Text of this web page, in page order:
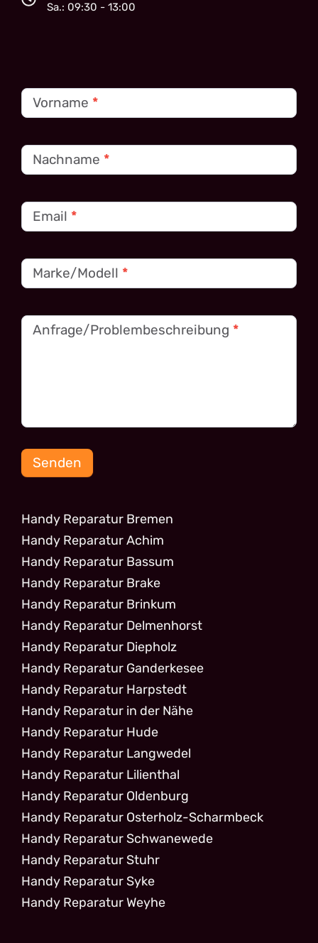
Sa.: 09:30 - 13:00
Kontakt
Vorname *
Nachname *
Email *
Marke/Modell *
Anfrage/Problembeschreibung *
Senden
Handy Reparatur Bremen
Handy Reparatur Achim
Handy Reparatur Bassum
Handy Reparatur Brake
Handy Reparatur Brinkum
Handy Reparatur Delmenhorst
Handy Reparatur Diepholz
Handy Reparatur Ganderkesee
Handy Reparatur Harpstedt
Handy Reparatur in der Nähe
Handy Reparatur Hude
Handy Reparatur Langwedel
Handy Reparatur Lilienthal
Handy Reparatur Oldenburg
Handy Reparatur Osterholz-Scharmbeck
Handy Reparatur Schwanewede
Handy Reparatur Stuhr
Handy Reparatur Syke
Handy Reparatur Weyhe